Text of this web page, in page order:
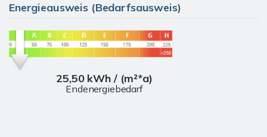
Energieausweis (Bedarfsausweis)
25,50 kWh / (m²*a)
Endenergiebedarf